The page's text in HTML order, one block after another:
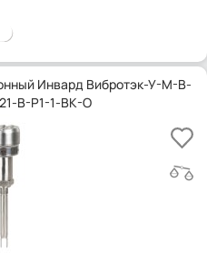
Инвард Вибротэк-У-М-В-
В-Р1-1-ВК-О